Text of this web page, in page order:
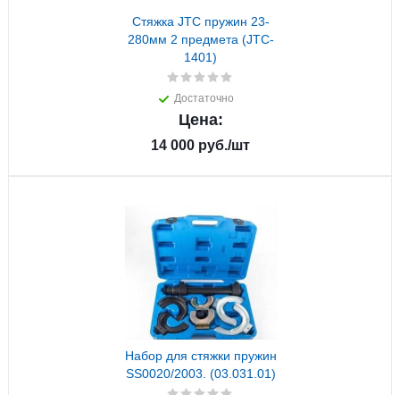
Стяжка JTC пружин 23-
280мм 2 предмета (JTC-
1401)
Достаточно
Цена:
14 000 руб./шт
Набор для стяжки пружин
SS0020/2003. (03.031.01)